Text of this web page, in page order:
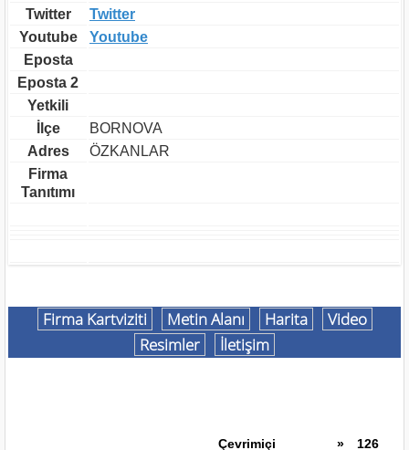
Twitter
Twitter
Youtube
Youtube
Eposta
Eposta 2
Yetkili
İlçe
BORNOVA
Adres
ÖZKANLAR
Firma
Tanıtımı
Firma Kartviziti Metin Alanı Harita
Video
Resimler
İletişim
Çevrimiçi » 126